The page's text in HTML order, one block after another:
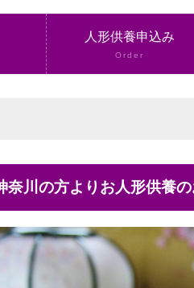
人形供養申込み
Order
神奈川の方よりお人形供養